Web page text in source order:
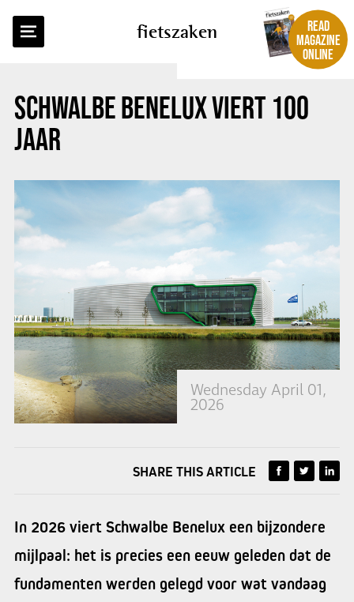
fietszaken
READ
MAGAZINE
ONLINE
SCHWALBE BENELUX VIERT 100
JAAR
Wednesday April 01,
2026
BACK TO OVERVIEW
SHARE THIS ARTICLE
In 2026 viert Schwalbe Benelux een bijzondere
mijlpaal: het is precies een eeuw geleden dat de
fundamenten werden gelegd voor wat vandaag